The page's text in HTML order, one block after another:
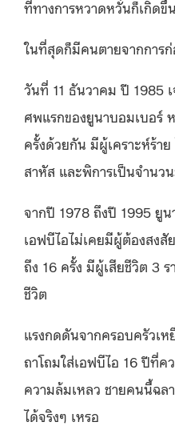
ที่ทางการหวาดหวั่นก็เกิดขึ้
ในที่สุดก็มีคนตายจากการก่
วันที่ 11 ธันวาคม ปี 1985
ศพแรกของยูนาบอมเบอร์
ครั้งด้วยกัน มีผู้เคราะห์ร้า
สาหัส และพิการเป็นจำนว
จากปี 1978 ถึงปี 1995 ยู
เอฟบีไอไม่เคยมีผู้ต้องสงสั
ถึง 16 ครั้ง มีผู้เสียชีวิต 3
ชีวิต
แรงกดดันจากครอบครัวเ
ถาโถมใส่เอฟบีไอ 16 ปีที่
ความล้มเหลว ชายคนนี้ฉล
ได้จริงๆ เหรอ